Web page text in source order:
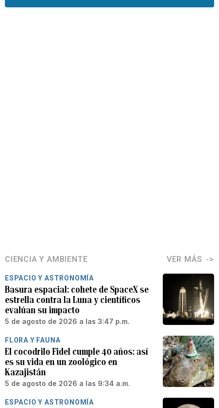
CIENCIA Y AMBIENTE VER MÁS
ESPACIO Y ASTRONOMÍA
Basura espacial: cohete de SpaceX se
estrella contra la Luna y científicos
evalúan su impacto
5 de agosto de 2026 a las 3:47 p.m.
FLORA Y FAUNA
El cocodrilo Fidel cumple 40 años: así
es su vida en un zoológico en
Kazajistán
5 de agosto de 2026 a las 9:34 a.m.
ESPACIO Y ASTRONOMÍA